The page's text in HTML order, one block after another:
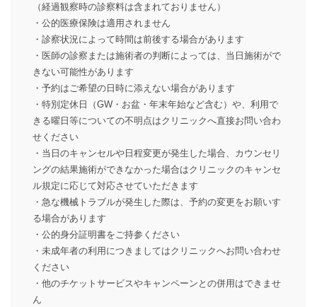
（経過観察時の診察料は含まれておりません）
・公的医療保険は適用されません
・診察状況によって時間は前後する場合があります
・医師の診察または施術者の判断によっては、当日施術がで
きない可能性があります
・予約はご希望の日時に添えない場合があります
・特別定休日（GW・お盆・年末年始など含む）や、利用で
きる曜日等についての不明点はクリニックへ直接お問い合わ
せください
・当日のキャンセルや日程変更が発生した場合、カウンセリ
ングの結果施術ができなかった場合はクリニックのキャンセ
ル規定に応じて対応させていただきます
・急な機械トラブルが発生した際は、予約の変更をお願いす
る場合があります
・公的身分証明書をご持参ください
・未成年者の利用につきましてはクリニックへお問い合わせ
ください
・他のチケットサービスやキャンペーンとの併用はできませ
ん